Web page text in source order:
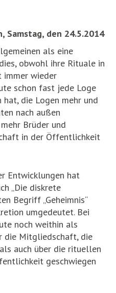
Samstag, den 24.5.2014
als eine
obwohl ihre Rituale in
immer wieder
schon fast jede Loge
die Logen mehr und
nach außen
Brüder und
in der Öffentlichkeit
Entwicklungen hat
„Die diskrete
Begriff „Geheimnis“
umgedeutet. Bei
noch weithin als
die Mitgliedschaft, die
auch über die rituellen
geschwiegen